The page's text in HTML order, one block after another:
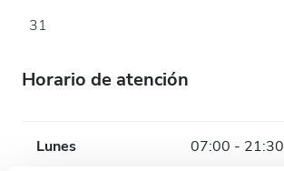
31
Horario de atención
Lunes 07:00 - 21:30